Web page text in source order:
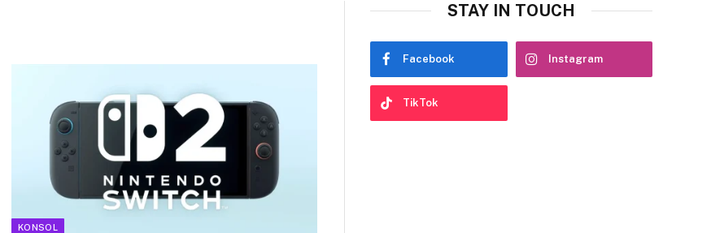
KONSOL
STAY IN TOUCH
Facebook Instagram
TikTok